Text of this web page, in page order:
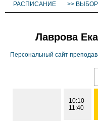
РАСПИСАНИЕ >>
Лаврова
Персональный сайт
10:10-
11:40